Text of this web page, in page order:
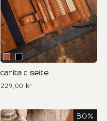
carita c seite
229,00 kr
30%